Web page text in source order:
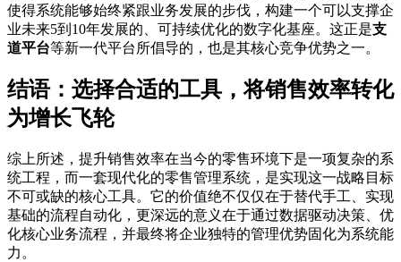
使得系统能够始终紧跟业务发展的步伐，构建一个可以支撑企
业未来5到10年发展的、可持续优化的数字化基座。这正是支
道平台等新一代平台所倡导的，也是其核心竞争优势之一。
结语：选择合适的工具，将销售效率转化
为增长飞轮
综上所述，提升销售效率在当今的零售环境下是一项复杂的系
统工程，而一套现代化的零售管理系统，是实现这一战略目标
不可或缺的核心工具。它的价值绝不仅仅在于替代手工、实现
基础的流程自动化，更深远的意义在于通过数据驱动决策、优
化核心业务流程，并最终将企业独特的管理优势固化为系统能
力。